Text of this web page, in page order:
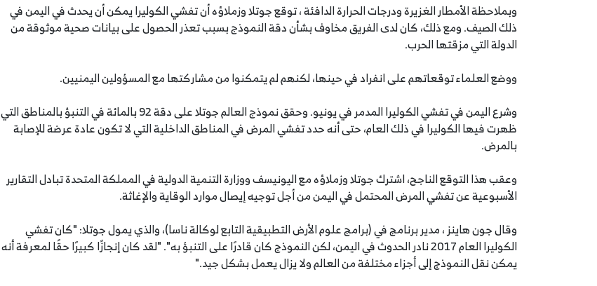
وبملاحظة الأمطار الغزيرة ودرجات الحرارة الدافئة ، توقع جوتلا وزملاؤه أن تفشي الكوليرا يمكن أن يحدث في اليمن في
ذلك الصيف. ومع ذلك، كان لدى الفريق مخاوف بشأن دقة النموذج بسبب تعذر الحصول على بيانات صحية موثوقة من
الدولة التي مزقتها الحرب.
ووضع العلماء توقعاتهم على انفراد في حينها، لكنهم لم يتمكنوا من مشاركتها مع المسؤولين اليمنيين.
وشرع اليمن في تفشي الكوليرا المدمر في يونيو. وحقق نموذج العالم جوتلا على دقة 92 بالمائة في التنبؤ بالمناطق التي
ظهرت فيها الكوليرا في ذلك العام، حتى أنه حدد تفشي المرض في المناطق الداخلية التي لا تكون عادة عرضة للإصابة
بالمرض.
وعقب هذا التوقع الناجح، اشترك جوتلا وزملاؤه مع اليونيسف ووزارة التنمية الدولية في المملكة المتحدة تبادل التقارير
الأسبوعية عن تفشي المرض المحتمل في اليمن من أجل توجيه إيصال موارد الوقاية والإغاثة.
وقال جون هاينز ، مدير برنامج في (برامج علوم الأرض التطبيقية التابع لوكالة ناسا)، والذي يمول جوتلا: "كان تفشي
الكوليرا العام 2017 نادر الحدوث في اليمن، لكن النموذج كان قادرًا على التنبؤ به". "لقد كان إنجازًا كبيرًا حقًا لمعرفة أنه
يمكن نقل النموذج إلى أجزاء مختلفة من العالم ولا يزال يعمل بشكل جيد."